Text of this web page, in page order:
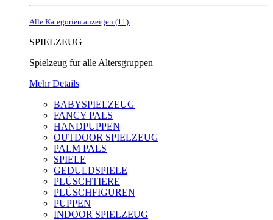
Alle Kategorien anzeigen (11)
SPIELZEUG
Spielzeug für alle Altersgruppen
Mehr Details
BABYSPIELZEUG
FANCY PALS
HANDPUPPEN
OUTDOOR SPIELZEUG
PALM PALS
SPIELE
GEDULDSPIELE
PLÜSCHTIERE
PLÜSCHFIGUREN
PUPPEN
INDOOR SPIELZEUG